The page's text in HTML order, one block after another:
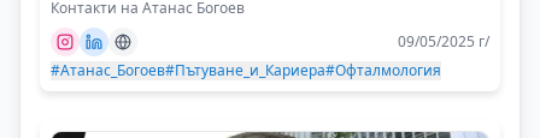
Контакти на Атанас Богоев
09/05/2025 г/
#Атанас_Богоев#Пътуване_и_Кариера#Офталмология